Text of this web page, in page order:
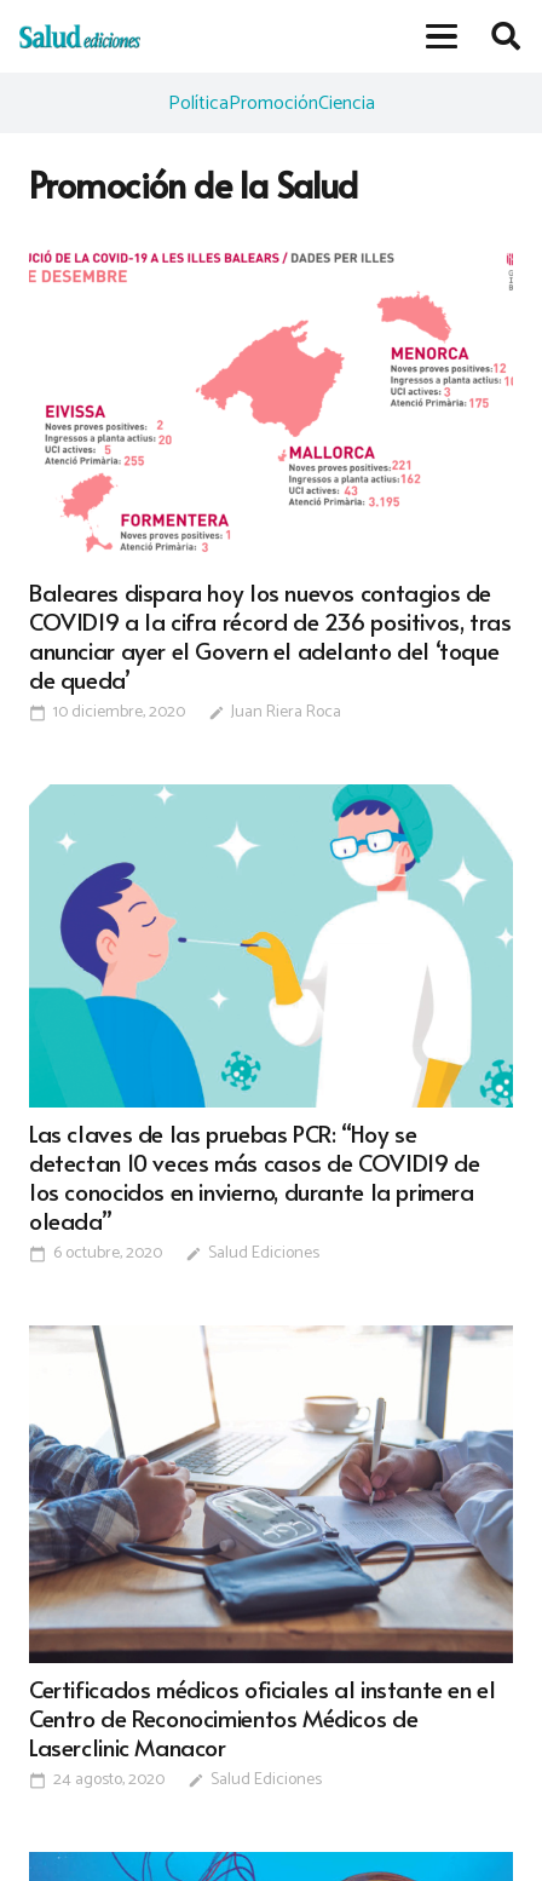
PolíticaPromociónCiencia
Promoción de la Salud
Baleares dispara hoy los nuevos contagios de
COVID19 a la cifra récord de 236 positivos, tras
anunciar ayer el Govern el adelanto del ‘toque
de queda’
calendar_today 10 diciembre, 2020 edit Juan Riera Roca
Las claves de las pruebas PCR: “Hoy se
detectan 10 veces más casos de COVID19 de
los conocidos en invierno, durante la primera
oleada”
calendar_today 6 octubre, 2020 edit Salud Ediciones
Certificados médicos oficiales al instante en el
Centro de Reconocimientos Médicos de
Laserclinic Manacor
calendar_today 24 agosto, 2020 edit Salud Ediciones